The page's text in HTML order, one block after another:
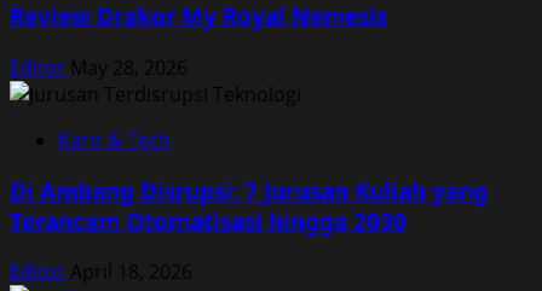
Review Drakor My Royal Nemesis
Editor May 28, 2026
Karir & Tech
Di Ambang Disrupsi: 7 Jurusan Kuliah yang
Terancam Otomatisasi hingga 2030
Editor April 18, 2026